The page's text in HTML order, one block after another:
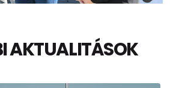
AKTUALITÁSOK